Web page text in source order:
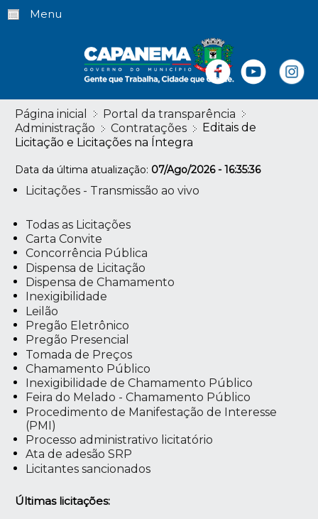
Menu
Página inicial
Portal da transparência
Administração
Contratações
Editais de
Licitação e Licitações na Íntegra
Data da última atualização: 07/Ago/2026 - 16:35:36
Licitações - Transmissão ao vivo
Todas as Licitações
Carta Convite
Concorrência Pública
Dispensa de Licitação
Dispensa de Chamamento
Inexigibilidade
Leilão
Pregão Eletrônico
Pregão Presencial
Tomada de Preços
Chamamento Público
Inexigibilidade de Chamamento Público
Feira do Melado - Chamamento Público
Procedimento de Manifestação de Interesse
(PMI)
Processo administrativo licitatório
Ata de adesão SRP
Licitantes sancionados
Últimas licitações: